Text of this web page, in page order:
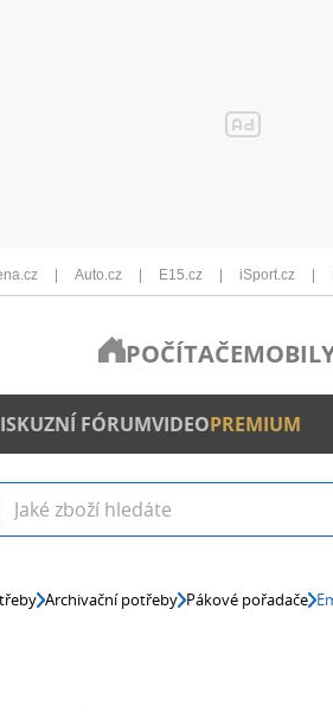
Auto.cz E15.cz iSport.cz
POČÍTAČE
FÓRUMVIDEOPREMIUM
Archivační potřeby Pákové pořadače